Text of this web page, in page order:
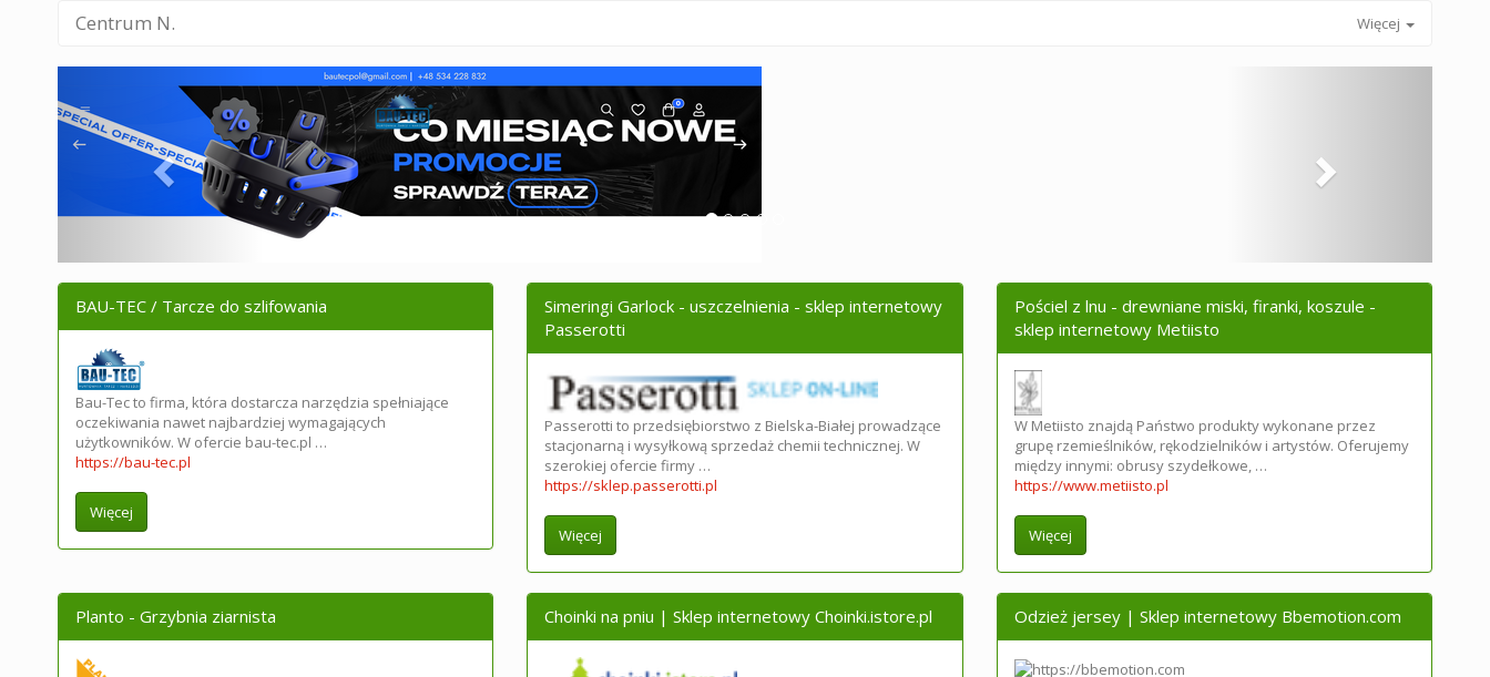
Centrum N. Więcej
BAU-TEC / Tarcze do szlifowania
Bau-Tec to firma, która dostarcza narzędzia spełniające
oczekiwania nawet najbardziej wymagających
użytkowników. W ofercie bau-tec.pl …
https://bau-tec.pl
Więcej
Simeringi Garlock - uszczelnienia - sklep internetowy
Passerotti
Passerotti to przedsiębiorstwo z Bielska-Białej prowadzące
stacjonarną i wysyłkową sprzedaż chemii technicznej. W
szerokiej ofercie firmy …
https://sklep.passerotti.pl
Więcej
Pościel z lnu - drewniane miski, firanki, koszule -
sklep internetowy Metiisto
W Metiisto znajdą Państwo produkty wykonane przez
grupę rzemieślników, rękodzielników i artystów. Oferujemy
między innymi: obrusy szydełkowe, …
https://www.metiisto.pl
Więcej
Planto - Grzybnia ziarnista Choinki na pniu | Sklep internetowy Choinki.istore.pl Odzież jersey | Sklep internetowy Bbemotion.com